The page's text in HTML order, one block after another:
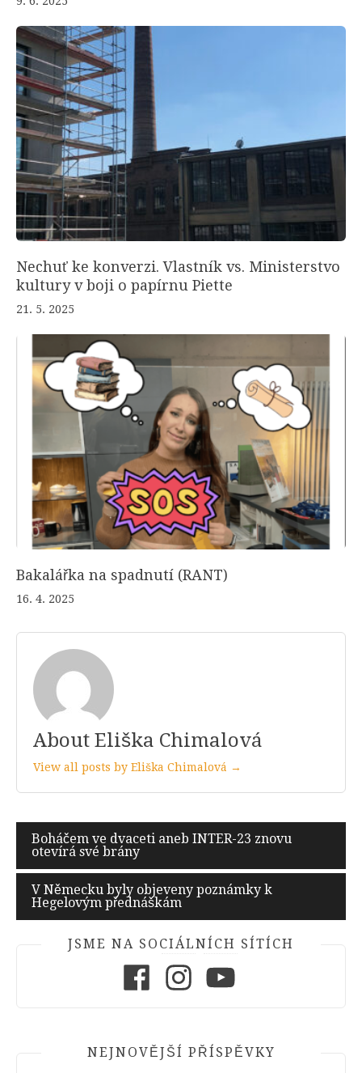
Nechuť ke konverzi. Vlastník vs. Ministerstvo
kultury v boji o papírnu Piette
21. 5. 2025
Bakalářka na spadnutí (RANT)
16. 4. 2025
About Eliška Chimalová
View all posts by Eliška Chimalová →
Navigace
pro
příspěvek
Boháčem ve dvaceti aneb INTER-23 znovu
otevírá své brány
V Německu byly objeveny poznámky k
Hegelovým přednáškám
JSME NA SOCIÁLNÍCH SÍTÍCH
NEJNOVĚJŠÍ PŘÍSPĚVKY